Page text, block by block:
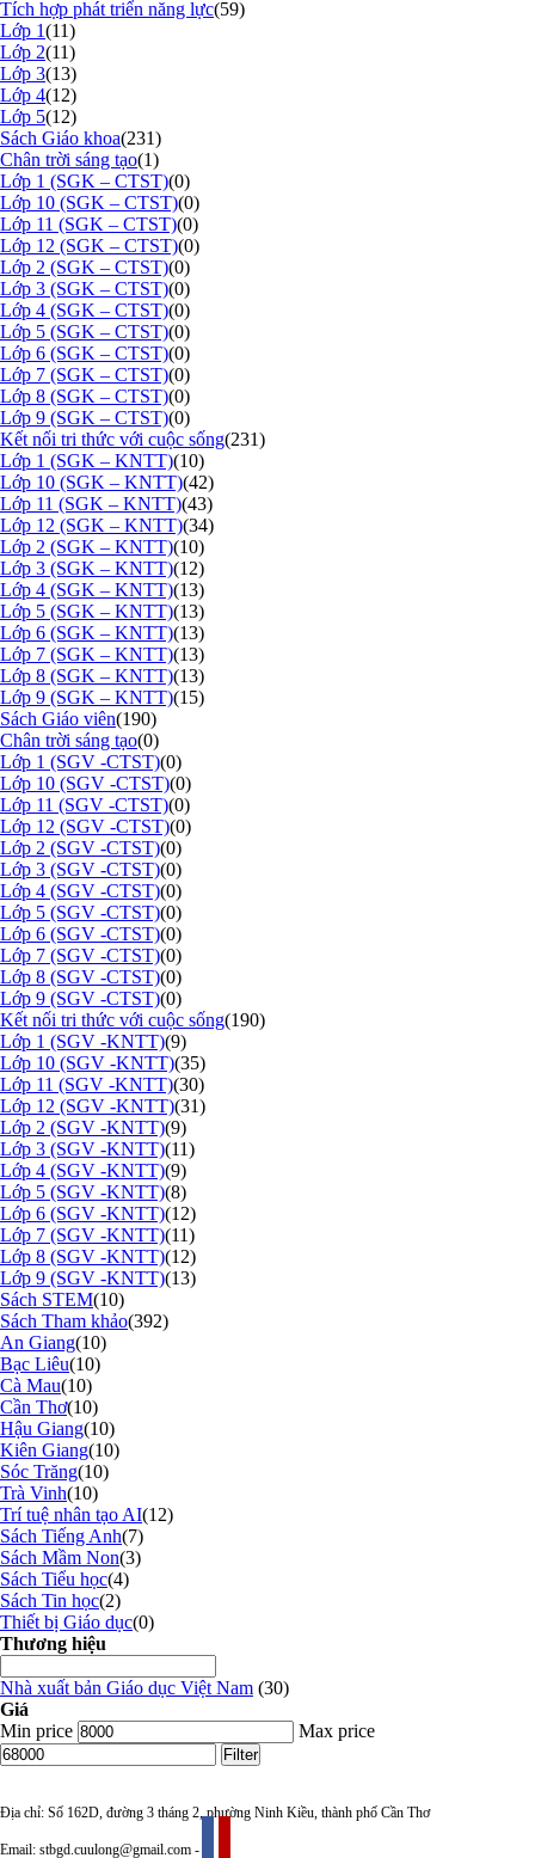
Tích hợp phát triển năng lực(59)
Lớp 1(11)
Lớp 2(11)
Lớp 3(13)
Lớp 4(12)
Lớp 5(12)
Sách Giáo khoa(231)
Chân trời sáng tạo(1)
Lớp 1 (SGK – CTST)(0)
Lớp 10 (SGK – CTST)(0)
Lớp 11 (SGK – CTST)(0)
Lớp 12 (SGK – CTST)(0)
Lớp 2 (SGK – CTST)(0)
Lớp 3 (SGK – CTST)(0)
Lớp 4 (SGK – CTST)(0)
Lớp 5 (SGK – CTST)(0)
Lớp 6 (SGK – CTST)(0)
Lớp 7 (SGK – CTST)(0)
Lớp 8 (SGK – CTST)(0)
Lớp 9 (SGK – CTST)(0)
Kết nối tri thức với cuộc sống(231)
Lớp 1 (SGK – KNTT)(10)
Lớp 10 (SGK – KNTT)(42)
Lớp 11 (SGK – KNTT)(43)
Lớp 12 (SGK – KNTT)(34)
Lớp 2 (SGK – KNTT)(10)
Lớp 3 (SGK – KNTT)(12)
Lớp 4 (SGK – KNTT)(13)
Lớp 5 (SGK – KNTT)(13)
Lớp 6 (SGK – KNTT)(13)
Lớp 7 (SGK – KNTT)(13)
Lớp 8 (SGK – KNTT)(13)
Lớp 9 (SGK – KNTT)(15)
Sách Giáo viên(190)
Chân trời sáng tạo(0)
Lớp 1 (SGV -CTST)(0)
Lớp 10 (SGV -CTST)(0)
Lớp 11 (SGV -CTST)(0)
Lớp 12 (SGV -CTST)(0)
Lớp 2 (SGV -CTST)(0)
Lớp 3 (SGV -CTST)(0)
Lớp 4 (SGV -CTST)(0)
Lớp 5 (SGV -CTST)(0)
Lớp 6 (SGV -CTST)(0)
Lớp 7 (SGV -CTST)(0)
Lớp 8 (SGV -CTST)(0)
Lớp 9 (SGV -CTST)(0)
Kết nối tri thức với cuộc sống(190)
Lớp 1 (SGV -KNTT)(9)
Lớp 10 (SGV -KNTT)(35)
Lớp 11 (SGV -KNTT)(30)
Lớp 12 (SGV -KNTT)(31)
Lớp 2 (SGV -KNTT)(9)
Lớp 3 (SGV -KNTT)(11)
Lớp 4 (SGV -KNTT)(9)
Lớp 5 (SGV -KNTT)(8)
Lớp 6 (SGV -KNTT)(12)
Lớp 7 (SGV -KNTT)(11)
Lớp 8 (SGV -KNTT)(12)
Lớp 9 (SGV -KNTT)(13)
Sách STEM(10)
Sách Tham khảo(392)
An Giang(10)
Bạc Liêu(10)
Cà Mau(10)
Cần Thơ(10)
Hậu Giang(10)
Kiên Giang(10)
Sóc Trăng(10)
Trà Vinh(10)
Trí tuệ nhân tạo AI(12)
Sách Tiếng Anh(7)
Sách Mầm Non(3)
Sách Tiểu học(4)
Sách Tin học(2)
Thiết bị Giáo dục(0)
Thương hiệu
Nhà xuất bản Giáo dục Việt Nam (30)
Giá
Min price
Max price
Filter
Địa chỉ: Số 162D, đường 3 tháng 2, phường Ninh Kiều, thành phố Cần Thơ
Email: stbgd.cuulong@gmail.com -